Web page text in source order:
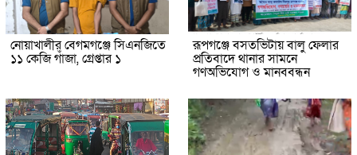
নোয়াখালীর বেগমগঞ্জে সিএনজিতে
১১ কেজি গাঁজা, গ্রেপ্তার ১
রূপগঞ্জে বসতভিটায় বালু ফেলার
প্রতিবাদে থানার সামনে
গণঅভিযোগ ও মানববন্ধন